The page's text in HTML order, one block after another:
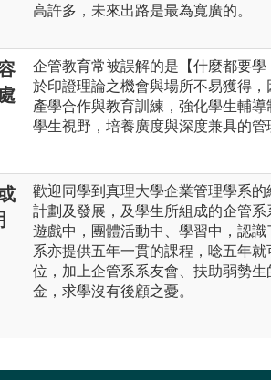
高許多，未來出路是最為寬廣的。
企管教育常被誤解的是【什麼都要
於印證理論之機會與場所不易獲得
產學合作與教育訓練，強化學生輔
學生視野，培養廣度與深度兼具的管
歡迎同學到真理大學企業管理學系
計劃及發展，及學生所組成的企管
遊戲中，團體活動中、學習中，認
系亦提供五年一貫的課程，唸五年
位，加上企管系系友會、扶助弱勢
金，求學沒有後顧之憂。